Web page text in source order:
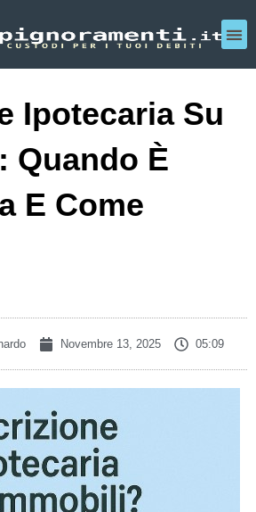
Ipotecaria Su
Quando È
E Come
Novembre 13, 2025 05:09